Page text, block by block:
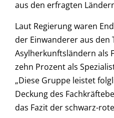
aus den erfragten
Laut Regierung waren
der Einwanderer aus den
Asylherkunftsländern als
zehn Prozent als
„Diese Gruppe leistet
Deckung des
das Fazit der schwarz-